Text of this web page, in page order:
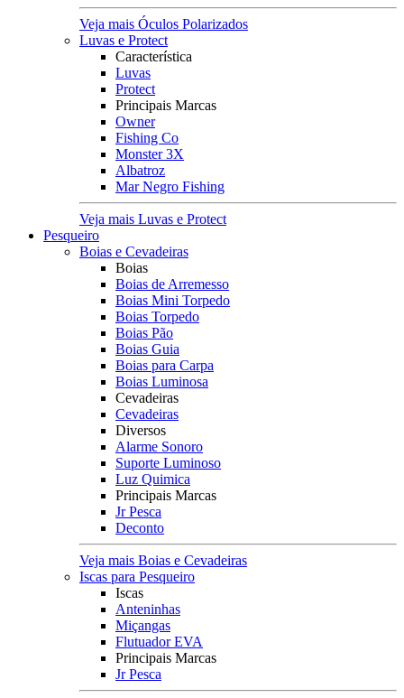
Veja mais Óculos Polarizados
Luvas e Protect
Característica
Luvas
Protect
Principais Marcas
Owner
Fishing Co
Monster 3X
Albatroz
Mar Negro Fishing
Veja mais Luvas e Protect
Pesqueiro
Boias e Cevadeiras
Boias
Boias de Arremesso
Boias Mini Torpedo
Boias Torpedo
Boias Pão
Boias Guia
Boias para Carpa
Boias Luminosa
Cevadeiras
Cevadeiras
Diversos
Alarme Sonoro
Suporte Luminoso
Luz Quimica
Principais Marcas
Jr Pesca
Deconto
Veja mais Boias e Cevadeiras
Iscas para Pesqueiro
Iscas
Anteninhas
Miçangas
Flutuador EVA
Principais Marcas
Jr Pesca